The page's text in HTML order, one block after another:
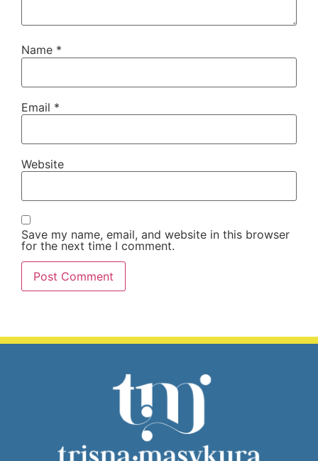
Name *
Email *
Website
Save my name, email, and website in this browser
for the next time I comment.